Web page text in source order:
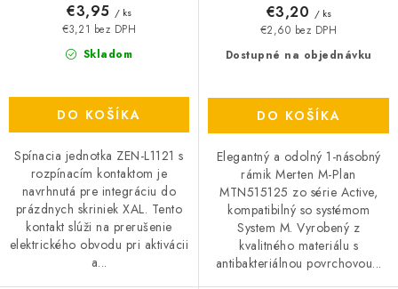
Skladom
€3,21 bez DPH
€3,95 / ks
DO KOŠÍKA
Spínacia jednotka ZEN-L1121 s
rozpínacím kontaktom je
navrhnutá pre integráciu do
prázdnych skriniek XAL. Tento
kontakt slúži na prerušenie
elektrického obvodu pri aktivácii
a...
Dostupné na objednávku
€2,60 bez DPH
€3,20 / ks
DO KOŠÍKA
Elegantný a odolný 1-násobný
rámik Merten M-Plan
MTN515125 zo série Active,
kompatibilný so systémom
System M. Vyrobený z
kvalitného materiálu s
antibakteriálnou povrchovou...